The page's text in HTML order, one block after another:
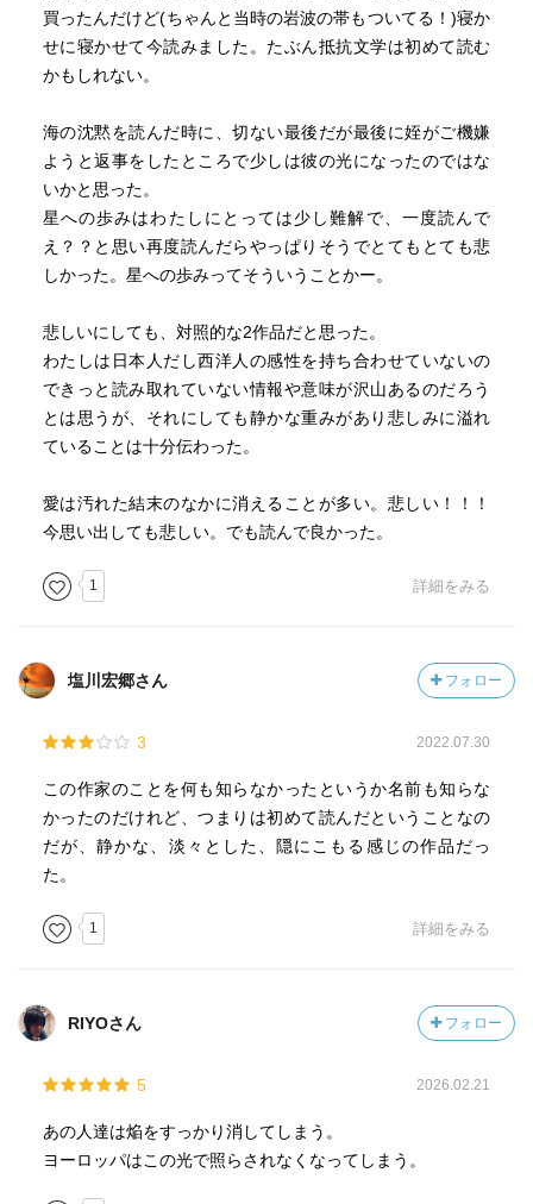
買ったんだけど(ちゃんと当時の岩波の帯もついてる！)寝か
せに寝かせて今読みました。たぶん抵抗文学は初めて読む
かもしれない。
海の沈黙を読んだ時に、切ない最後だが最後に姪がご機嫌
ようと返事をしたところで少しは彼の光になったのではな
いかと思った。
星への歩みはわたしにとっては少し難解で、一度読んで
え？？と思い再度読んだらやっぱりそうでとてもとても悲
しかった。星への歩みってそういうことかー。
悲しいにしても、対照的な2作品だと思った。
わたしは日本人だし西洋人の感性を持ち合わせていないの
できっと読み取れていない情報や意味が沢山あるのだろう
とは思うが、それにしても静かな重みがあり悲しみに溢れ
ていることは十分伝わった。
愛は汚れた結末のなかに消えることが多い。悲しい！！！
今思い出しても悲しい。でも読んで良かった。
1 詳細をみる
塩川宏郷さん フォロー
3 2022.07.30
この作家のことを何も知らなかったというか名前も知らな
かったのだけれど、つまりは初めて読んだということなの
だが、静かな、淡々とした、隠にこもる感じの作品だっ
た。
1 詳細をみる
RIYOさん フォロー
5 2026.02.21
あの人達は焔をすっかり消してしまう。
ヨーロッパはこの光で照らされなくなってしまう。